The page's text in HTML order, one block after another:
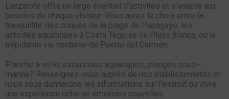
Lanzarote offre un large éventail d’activités et s’adapte aux
besoins de chaque visiteur. Vous aurez le choix entre la
tranquillité des criques de la plage de Papagayo, les
activités aquatiques à Costa Teguise ou Playa Blanca, ou la
trépidante vie nocturne de Puerto del Carmen.
Planche à voile, excursions aquatiques, plongée sous-
marine? Renseignez-vous auprès de nos établissements et
nous vous donnerons les informations sur l’endroit où vivre
une expérience riche en émotions nouvelles.